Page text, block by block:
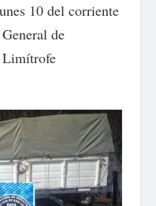
10 del corriente
de
Limítrofe